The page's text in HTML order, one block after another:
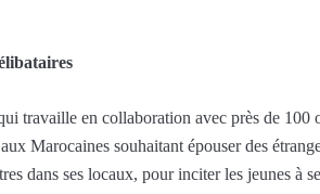
travaille en collaboration avec près de 100
Marocaines souhaitant épouser des
dans ses locaux, pour inciter les jeunes à